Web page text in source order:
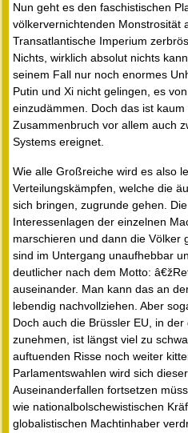
Nun geht es den faschistischen
völkervernichtenden Monstrosität
Transatlantische Imperium
Nichts, wirklich absolut nichts
seinem Fall nur noch enormes
Putin und Xi nicht gelingen, es
einzudämmen. Doch das ist
Zusammenbruch vor allem auch
Systems ereignet.
Wie alle Großreiche wird es also
Verteilungskämpfen, welche die
sich bringen, zugrunde gehen.
Interessenlagen der einzelnen
marschieren und dann die Völker
sind im Untergang unaufhebbar
deutlicher nach dem Motto:
auseinander. Man kann das an
lebendig nachvollziehen. Aber
Doch auch die Brüssler EU, in
zunehmen, ist längst viel zu
auftuenden Risse noch weiter
Parlamentswahlen wird sich
Auseinanderfallen fortsetzen
wie nationalbolschewistischen
globalistischen Machtinhaber